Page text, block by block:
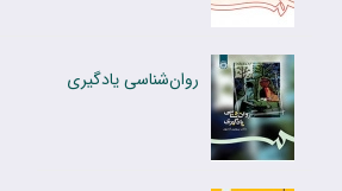
روان‌شناسی یادگیری